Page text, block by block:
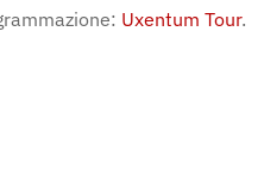
Uxentum Tour.